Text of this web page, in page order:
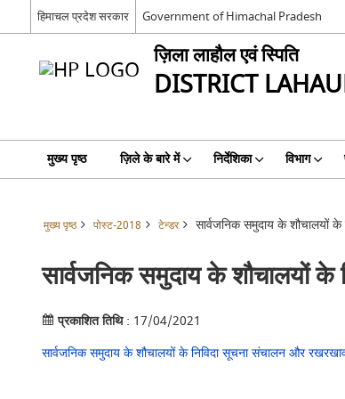
हिमाचल प्रदेश सरकार Government of Himachal Pradesh
ज़िला लाहौल एवं स्पिति
DISTRICT
मुख्य पृष्ठ ज़िले के बारे में निर्देशिका विभाग
मुख्य पृष्ठ पोस्ट-2018 टेन्डर सार्वजनिक समुदाय के शौचालयों
सार्वजनिक समुदाय के शौचालयों
प्रकाशित तिथि: 17/04/2021
सार्वजनिक समुदाय के शौचालयों के निविदा सूचना संचालन और